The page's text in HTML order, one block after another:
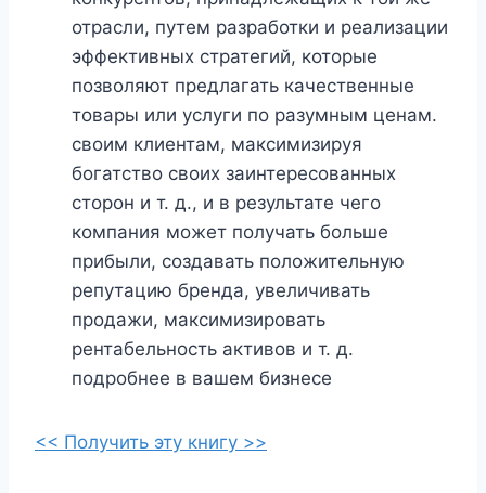
отрасли, путем разработки и реализации
эффективных стратегий, которые
позволяют предлагать качественные
товары или услуги по разумным ценам.
своим клиентам, максимизируя
богатство своих заинтересованных
сторон и т. д., и в результате чего
компания может получать больше
прибыли, создавать положительную
репутацию бренда, увеличивать
продажи, максимизировать
рентабельность активов и т. д.
подробнее в вашем бизнесе
<< Получить эту книгу >>